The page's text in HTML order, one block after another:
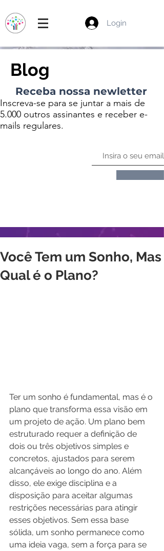
Login
Blog
Receba nossa newletter
Inscreva-se para se juntar a mais de
5.000 outros assinantes e receber e-
mails regulares.
Você Tem um Sonho, Mas
Qual é o Plano?
Ter um sonho é fundamental, mas é o
plano que transforma essa visão em
um projeto de ação. Um plano bem
estruturado requer a definição de
dois ou três objetivos simples e
concretos, ajustados para serem
alcançáveis ao longo do ano. Além
disso, ele exige disciplina e a
disposição para aceitar algumas
restrições necessárias para atingir
esses objetivos. Sem essa base
sólida, um sonho permanece como
uma ideia vaga, sem a força para se